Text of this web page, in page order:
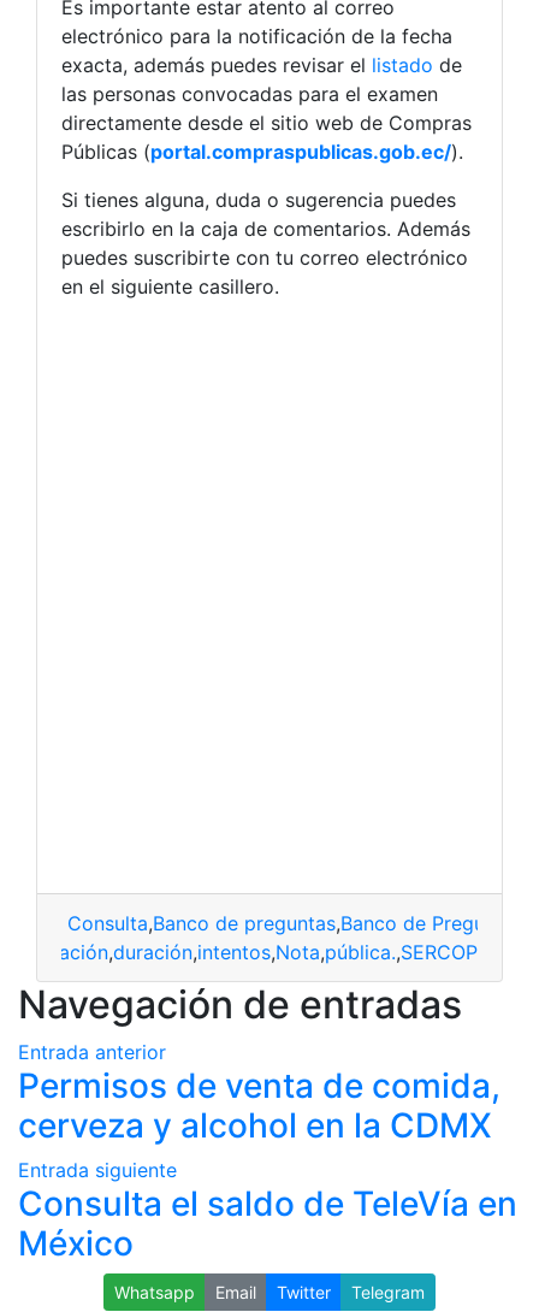
Es importante estar atento al correo
electrónico para la notificación de la fecha
exacta, además puedes revisar el listado de
las personas convocadas para el examen
directamente desde el sitio web de Compras
Públicas (portal.compraspublicas.gob.ec/).
Si tienes alguna, duda o sugerencia puedes
escribirlo en la caja de comentarios. Además
puedes suscribirte con tu correo electrónico
en el siguiente casillero.
Consulta,Banco de preguntas,Banco de Preguntas
,duración,intentos,Nota,pública.,SERCOP
Navegación de entradas
Entrada anterior
Permisos de venta de comida,
cerveza y alcohol en la CDMX
Entrada siguiente
Consulta el saldo de TeleVía en
México
Whatsapp Email Twitter Telegram